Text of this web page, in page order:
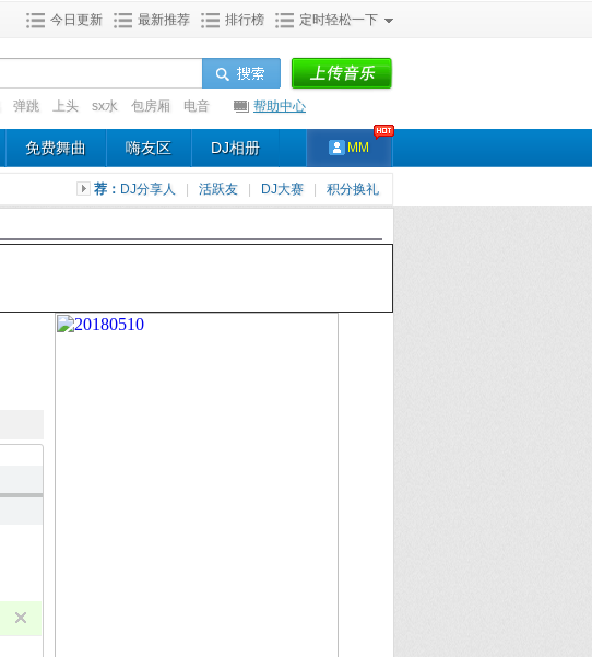
今日更新 最新推荐 排行榜 定时轻松一下
弹跳 上头 sx水 包房厢 电音 帮助中心
免费舞曲 嗨友区 DJ相册 MM
荐： DJ分享人 活跃友 DJ大赛 积分换礼